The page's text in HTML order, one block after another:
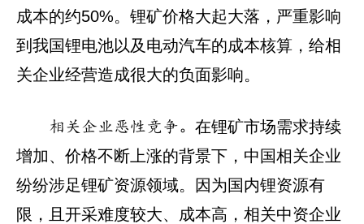
成本的约50%。锂矿价格大起大落，严重影响
到我国锂电池以及电动汽车的成本核算，给相
关企业经营造成很大的负面影响。
相关企业恶性竞争。 在锂矿市场需求持续
增加、价格不断上涨的背景下，中国相关企业
纷纷涉足锂矿资源领域。因为国内锂资源有
限，且开采难度较大、成本高，相关中资企业